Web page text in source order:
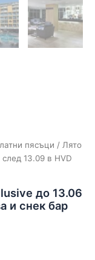
пясъци / Лято
13.09 в HVD
до 13.06
и снек бар